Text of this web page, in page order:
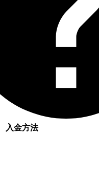
入金方法